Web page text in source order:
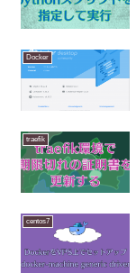
Docker
traefik
centos7